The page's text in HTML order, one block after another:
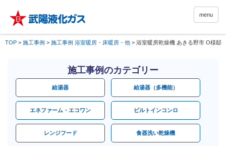
menu
TOP > 施工事例 > 施工事例 浴室暖房・床暖房・他 > 浴室暖房乾燥機 あきる野市 O様邸
施工事例のカテゴリー
給湯器 給湯器（多機能）
エネファーム・エコワン ビルトインコンロ
レンジフード 食器洗い乾燥機